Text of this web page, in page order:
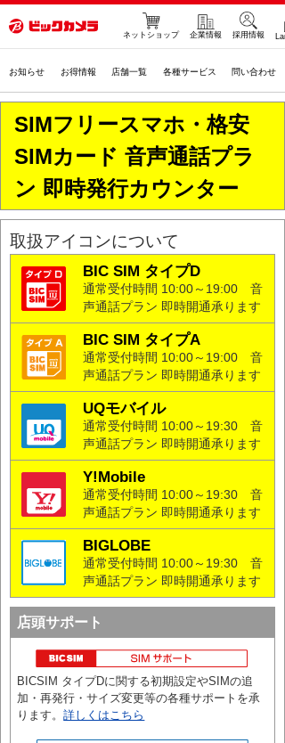
お知らせ お得情報 店舗一覧 各種サービス 問い合わせ
ネットショップ 企業情報 採用情報
SIMフリースマホ・格安
SIMカード 音声通話プラ
ン 即時発行カウンター
取扱アイコンについて
BIC SIM タイプD
通常受付時間 10:00～19:00音
声通話プラン 即時開通承ります
BIC SIM タイプA
通常受付時間 10:00～19:00音
声通話プラン 即時開通承ります
UQモバイル
通常受付時間 10:00～19:30音
声通話プラン 即時開通承ります
Y!Mobile
通常受付時間 10:00～19:30音
声通話プラン 即時開通承ります
BIGLOBE
通常受付時間 10:00～19:30音
声通話プラン 即時開通承ります
店頭サポート
BICSIM タイプDに関する初期設定やSIMの追
加・再発行・サイズ変更等の各種サポートを承
ります。詳しくはこちら